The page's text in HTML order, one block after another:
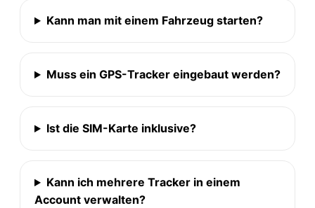
Kann man mit einem Fahrzeug starten?
Muss ein GPS-Tracker eingebaut werden?
Ist die SIM-Karte inklusive?
Kann ich mehrere Tracker in einem
Account verwalten?